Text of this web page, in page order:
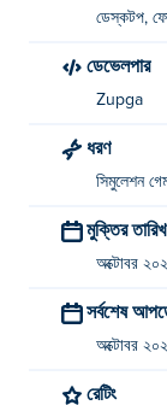
আপনি Poki-এ
আমি কি
Brainrot খেলতে
বিল্ড মাই ব্রেইনরট
ডিভাইসে খেলা যাবে।
ডেস্কটপ,
ডেভেলপার
Zupga
ধরণ
সিমুলেশন
মুক্তির তারিখ
অক্টোবর
সর্বশেষ
অক্টোবর
রেটিং